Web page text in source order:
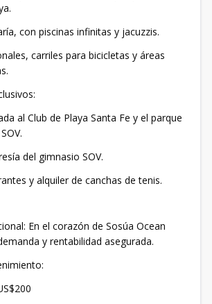
con piscinas infinitas y jacuzzis.
carriles para bicicletas y áreas
al Club de Playa Santa Fe y el parque
del gimnasio SOV.
y alquiler de canchas de tenis.
En el corazón de Sosúa Ocean
y rentabilidad asegurada.